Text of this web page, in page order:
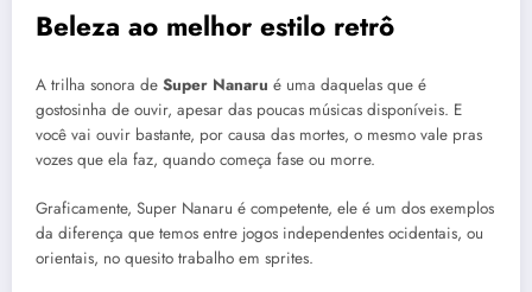
Beleza ao melhor estilo retrô
A trilha sonora de Super Nanaru é uma daquelas que é
gostosinha de ouvir, apesar das poucas músicas disponíveis. E
você vai ouvir bastante, por causa das mortes, o mesmo vale pras
vozes que ela faz, quando começa fase ou morre.
Graficamente, Super Nanaru é competente, ele é um dos exemplos
da diferença que temos entre jogos independentes ocidentais, ou
orientais, no quesito trabalho em sprites.